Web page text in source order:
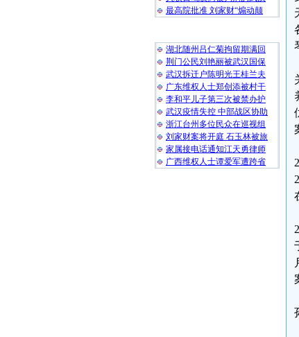
最高院批准 刘家财“煽动颠
湖北随州吕仁菊拘留期满回
荆门公民刘艳丽被武汉国保
武汉拆迁户陈明光王桂兰夫
广东维权人士郑创添被村干
李和平儿子第三次被禁办护
武汉疫情失控 中部战区协助
浙江台州多位民众在巡视组
刘家财案将开庭 石玉林被旅
家属接电话通知江天勇律师
广西维权人士谭爱军遭跨省